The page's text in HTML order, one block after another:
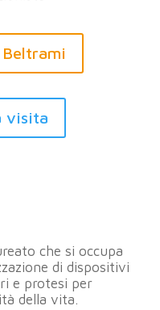
visita
che si occupa
di dispositivi
e protesi per
della vita.